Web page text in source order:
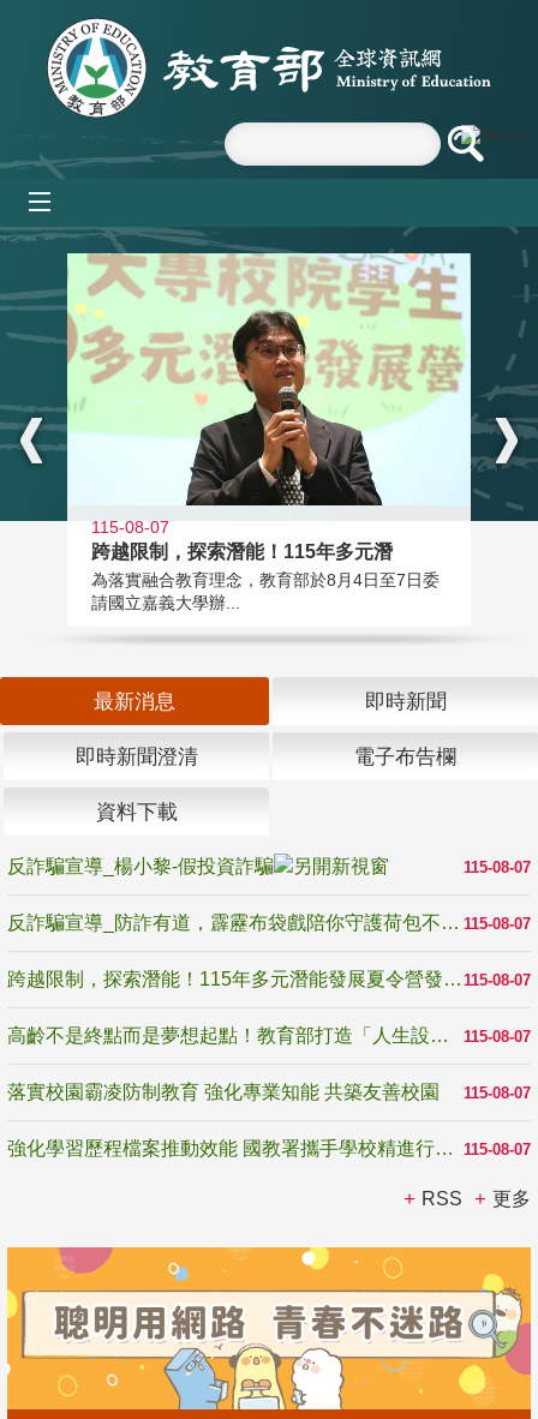
跳到主要內容區塊
:::
115-08-07
跨越限制，探索潛能！115年多元潛
為落實融合教育理念，教育部於8月4日至7日委
請國立嘉義大學辦...
最新消息 即時新聞
即時新聞澄清 電子布告欄
資料下載
115-08-07
反詐騙宣導_楊小黎-假投資詐騙
115-08-07
反詐騙宣導_防詐有道，霹靂布袋戲陪你守護荷包不受騙
115-08-07
跨越限制，探索潛能！115年多元潛能發展夏令營發掘生命無限可能
115-08-07
高齡不是終點而是夢想起點！教育部打造「人生設計夢工場」 參展第3屆高齡健康產業博覽會
115-08-07
落實校園霸凌防制教育 強化專業知能 共築友善校園
115-08-07
強化學習歷程檔案推動效能 國教署攜手學校精進行政與教學支持
RSS 更多